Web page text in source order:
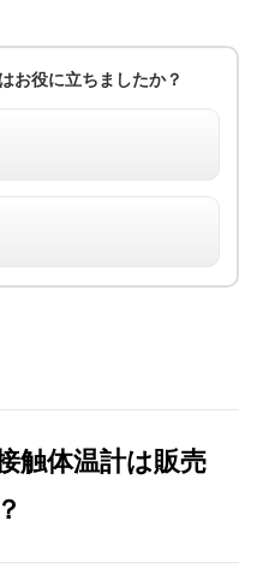
お役に立ちましたか？
触体温計は販売